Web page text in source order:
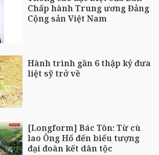
Chấp hành Trung ương Đảng
Cộng sản Việt Nam
Hành trình gần 6 thập kỷ đưa
liệt sỹ trở về
[Longform] Bác Tôn: Từ cù
lao Ông Hổ đến biểu tượng
đại đoàn kết dân tộc